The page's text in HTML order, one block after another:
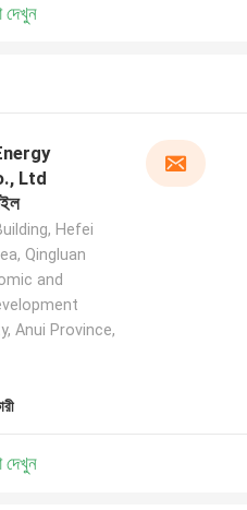
Ltd
Hefei
Qingluan
and
Anui Province,